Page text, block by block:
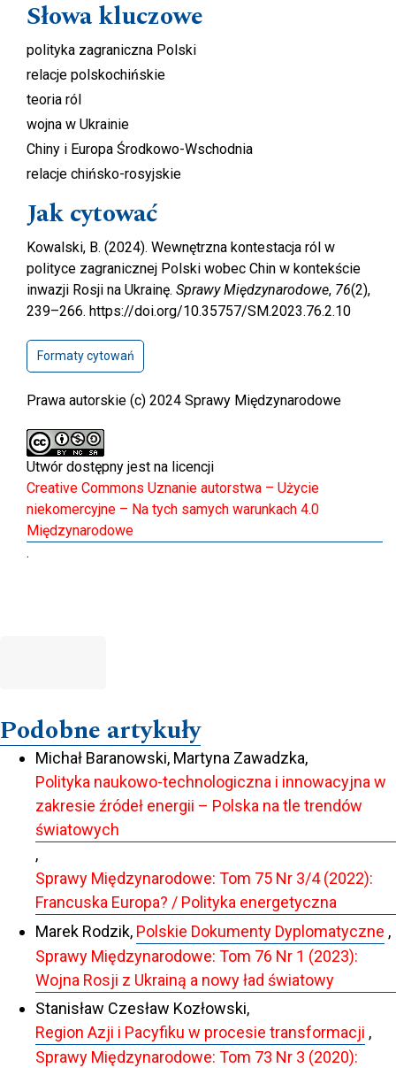
Słowa kluczowe
polityka zagraniczna Polski
relacje polskochińskie
teoria ról
wojna w Ukrainie
Chiny i Europa Środkowo-Wschodnia
relacje chińsko-rosyjskie
Jak cytować
Kowalski, B. (2024). Wewnętrzna kontestacja ról w
polityce zagranicznej Polski wobec Chin w kontekście
inwazji Rosji na Ukrainę. Sprawy Międzynarodowe, 76(2),
239–266. https://doi.org/10.35757/SM.2023.76.2.10
Formaty cytowań
Prawa autorskie (c) 2024 Sprawy Międzynarodowe
Utwór dostępny jest na licencji
Creative Commons Uznanie autorstwa – Użycie
niekomercyjne – Na tych samych warunkach 4.0
Międzynarodowe
.
Podobne artykuły
Michał Baranowski, Martyna Zawadzka,
Polityka naukowo-technologiczna i innowacyjna w
zakresie źródeł energii – Polska na tle trendów
światowych
,
Sprawy Międzynarodowe: Tom 75 Nr 3/4 (2022):
Francuska Europa? / Polityka energetyczna
Marek Rodzik, Polskie Dokumenty Dyplomatyczne ,
Sprawy Międzynarodowe: Tom 76 Nr 1 (2023):
Wojna Rosji z Ukrainą a nowy ład światowy
Stanisław Czesław Kozłowski,
Region Azji i Pacyfiku w procesie transformacji ,
Sprawy Międzynarodowe: Tom 73 Nr 3 (2020):